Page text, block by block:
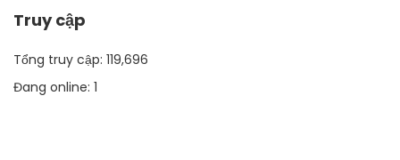
Truy cập
Tổng truy cập: 119,696
Đang online: 1